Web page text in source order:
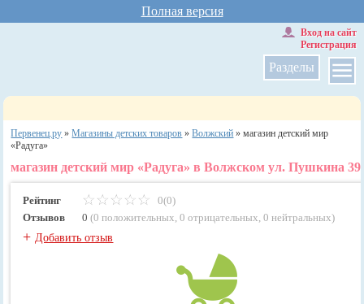
Полная версия
Разделы
Вход на сайт
Регистрация
Первенец.ру »Магазины детских товаров »Волжский »магазин детский мир
«Радуга»
магазин детский мир «Радуга» в Волжском ул. Пушкина 39
Рейтинг
0(0)
Отзывов
0 (0 положительных,0 отрицательных,0 нейтральных)
+Добавить отзыв